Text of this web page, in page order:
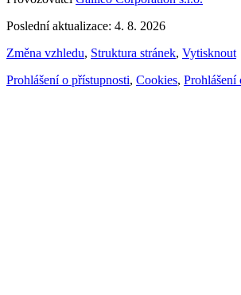
Poslední aktualizace: 4. 8. 2026
Změna vzhledu, Struktura stránek, Vytisknout
Prohlášení o přístupnosti, Cookies, Prohlášení